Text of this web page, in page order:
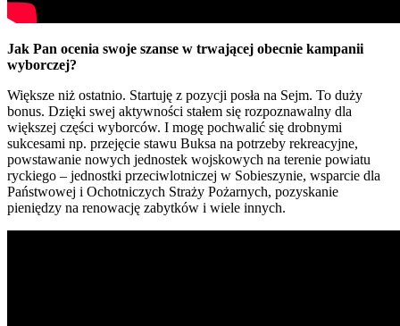
Jak Pan ocenia swoje szanse w trwającej obecnie kampanii
wyborczej?
Większe niż ostatnio. Startuję z pozycji posła na Sejm. To duży
bonus. Dzięki swej aktywności stałem się rozpoznawalny dla
większej części wyborców. I mogę pochwalić się drobnymi
sukcesami np. przejęcie stawu Buksa na potrzeby rekreacyjne,
powstawanie nowych jednostek wojskowych na terenie powiatu
ryckiego – jednostki przeciwlotniczej w Sobieszynie, wsparcie dla
Państwowej i Ochotniczych Straży Pożarnych, pozyskanie
pieniędzy na renowację zabytków i wiele innych.